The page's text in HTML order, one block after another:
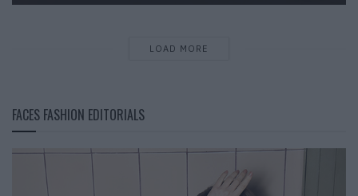
LOAD MORE
FACES FASHION EDITORIALS